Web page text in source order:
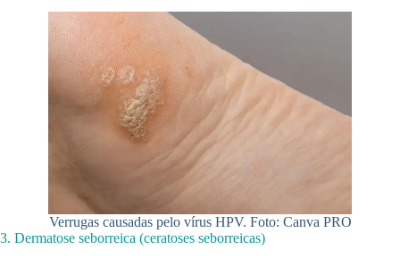
Verrugas causadas pelo vírus HPV. Foto: Canva PRO
3. Dermatose seborreica (ceratoses seborreicas)